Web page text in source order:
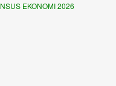
EKONOMI 2026